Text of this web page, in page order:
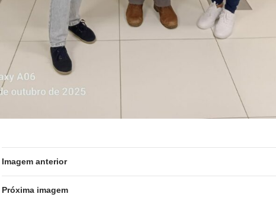
Imagem anterior
Próxima imagem